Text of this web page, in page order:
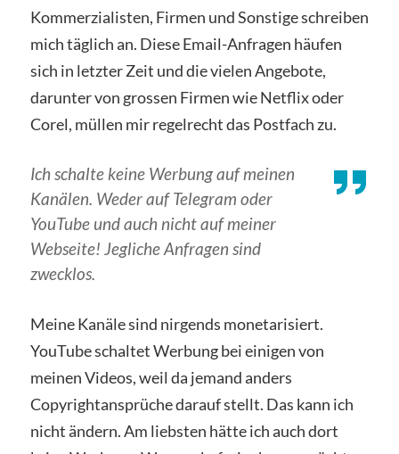
Kommerzialisten, Firmen und Sonstige schreiben
mich täglich an. Diese Email-Anfragen häufen
sich in letzter Zeit und die vielen Angebote,
darunter von grossen Firmen wie Netflix oder
Corel, müllen mir regelrecht das Postfach zu.
Ich schalte keine Werbung auf meinen
Kanälen. Weder auf Telegram oder
YouTube und auch nicht auf meiner
Webseite! Jegliche Anfragen sind
zwecklos.
Meine Kanäle sind nirgends monetarisiert.
YouTube schaltet Werbung bei einigen von
meinen Videos, weil da jemand anders
Copyrightansprüche darauf stellt. Das kann ich
nicht ändern. Am liebsten hätte ich auch dort